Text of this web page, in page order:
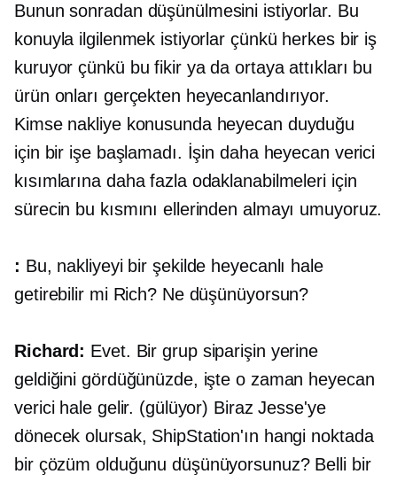
Bunun sonradan düşünülmesini istiyorlar. Bu
konuyla ilgilenmek istiyorlar çünkü herkes bir iş
kuruyor çünkü bu fikir ya da ortaya attıkları bu
ürün onları gerçekten heyecanlandırıyor.
Kimse nakliye konusunda heyecan duyduğu
için bir işe başlamadı. İşin daha heyecan verici
kısımlarına daha fazla odaklanabilmeleri için
sürecin bu kısmını ellerinden almayı umuyoruz.
: Bu, nakliyeyi bir şekilde heyecanlı hale
getirebilir mi Rich? Ne düşünüyorsun?
Richard: Evet. Bir grup siparişin yerine
geldiğini gördüğünüzde, işte o zaman heyecan
verici hale gelir. (gülüyor) Biraz Jesse'ye
dönecek olursak, ShipStation'ın hangi noktada
bir çözüm olduğunu düşünüyorsunuz? Belli bir